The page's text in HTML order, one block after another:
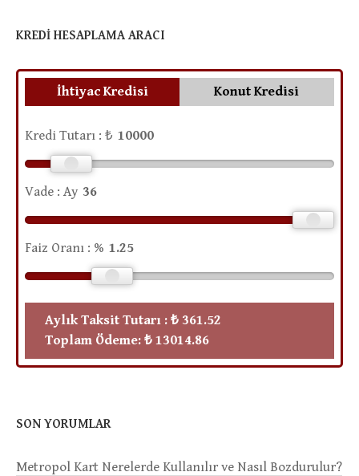
KREDI HESAPLAMA ARACI
İhtiyac Kredisi Konut Kredisi
Kredi Tutarı : ₺
Vade : Ay
Faiz Oranı : %
Aylık Taksit Tutarı :₺ 361.52
Toplam Ödeme:₺ 13014.86
SON YORUMLAR
Metropol Kart Nerelerde Kullanılır ve Nasıl Bozdurulur?